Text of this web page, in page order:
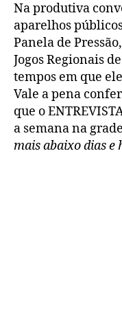
Na produtiva
aparelhos
Panela de
Jogos Regionais
tempos em que
Vale a pena
que o
a semana na
mais abaixo dias e